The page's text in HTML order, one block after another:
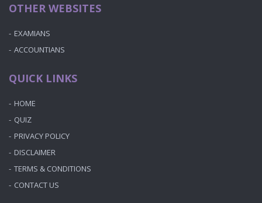
OTHER WEBSITES
EXAMIANS
ACCOUNTIANS
QUICK LINKS
HOME
QUIZ
PRIVACY POLICY
DISCLAIMER
TERMS & CONDITIONS
CONTACT US